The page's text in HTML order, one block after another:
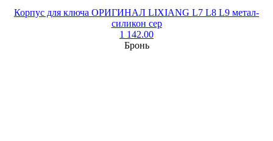
Корпус для ключа ОРИГИНАЛ LIXIANG L7 L8 L9 метал-
силикон сер
1 142.00
Бронь